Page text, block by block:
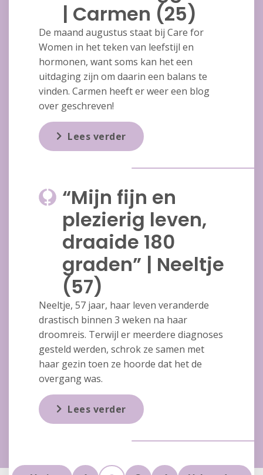
| Carmen (25)
De maand augustus staat bij Care for
Women in het teken van leefstijl en
hormonen, want soms kan het een
uitdaging zijn om daarin een balans te
vinden. Carmen heeft er weer een blog
over geschreven!
Lees verder
“Mijn fijn en
plezierig leven,
draaide 180
graden” | Neeltje
(57)
Neeltje, 57 jaar, haar leven veranderde
drastisch binnen 3 weken na haar
droomreis. Terwijl er meerdere diagnoses
gesteld werden, schrok ze samen met
haar gezin toen ze hoorde dat het de
overgang was.
Lees verder